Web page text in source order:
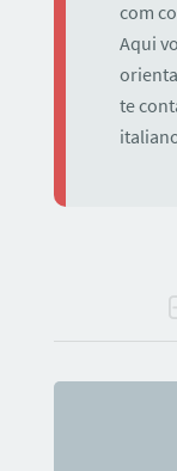
com
Aqui
te